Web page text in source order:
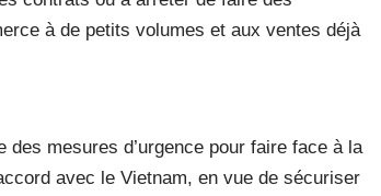
à de petits volumes et aux ventes déjà
mesures d’urgence pour faire face à la
avec le Vietnam, en vue de sécuriser